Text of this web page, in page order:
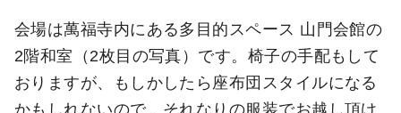
会場は萬福寺内にある多目的スペース 山門会館の
2階和室（2枚目の写真）です。椅子の手配もして
おりますが、もしかしたら座布団スタイルになる
かもしれないので、それなりの服装でお越し頂け